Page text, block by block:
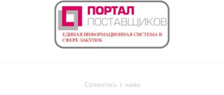
Свяжитесь с нами